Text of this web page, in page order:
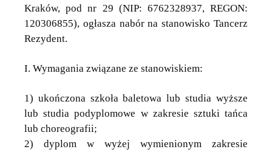
Kraków, pod nr 29 (NIP: 6762328937, REGON:
120306855), ogłasza nabór na stanowisko Tancerz
Rezydent.
I. Wymagania związane ze stanowiskiem:
1) ukończona szkoła baletowa lub studia wyższe
lub studia podyplomowe w zakresie sztuki tańca
lub choreografii;
2) dyplom w wyżej wymienionym zakresie